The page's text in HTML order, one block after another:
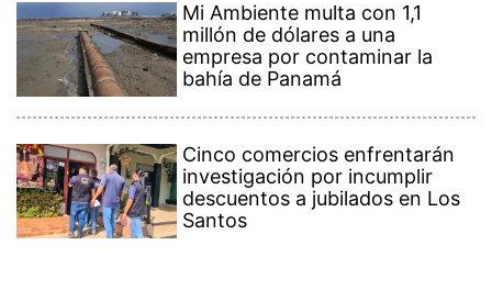
Mi Ambiente multa con 1,1
millón de dólares a una
empresa por contaminar la
bahía de Panamá
Cinco comercios enfrentarán
investigación por incumplir
descuentos a jubilados en Los
Santos